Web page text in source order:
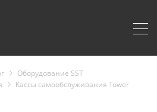
Оборудование SST
Кассы самообслуживания Tower